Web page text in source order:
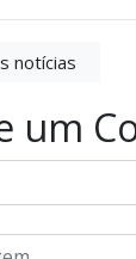
notícias
um